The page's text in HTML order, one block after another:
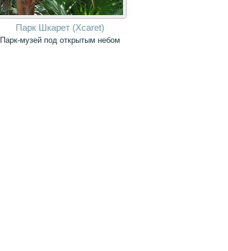
Парк Шкарет (Xcaret)
Парк-музей под открытым небом